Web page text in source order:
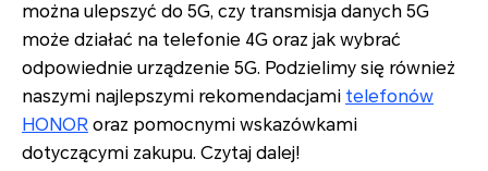
można ulepszyć do 5G, czy transmisja danych 5G
może działać na telefonie 4G oraz jak wybrać
odpowiednie urządzenie 5G. Podzielimy się również
naszymi najlepszymi rekomendacjami telefonów
HONOR oraz pomocnymi wskazówkami
dotyczącymi zakupu. Czytaj dalej!